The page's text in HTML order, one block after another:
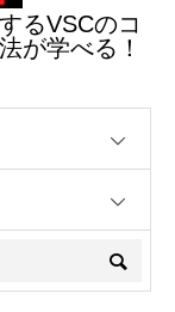
るVSCのコ
が学べる！